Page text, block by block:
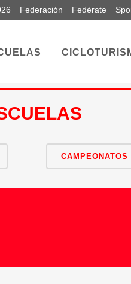
Federación Fedérate
CAMPEONATOS